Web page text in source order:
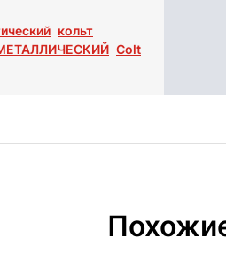
кольт
Colt